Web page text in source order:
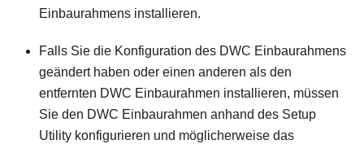
Einbaurahmens installieren.
Falls Sie die Konfiguration des DWC Einbaurahmens
geändert haben oder einen anderen als den
entfernten DWC Einbaurahmen installieren, müssen
Sie den DWC Einbaurahmen anhand des Setup
Utility konfigurieren und möglicherweise das